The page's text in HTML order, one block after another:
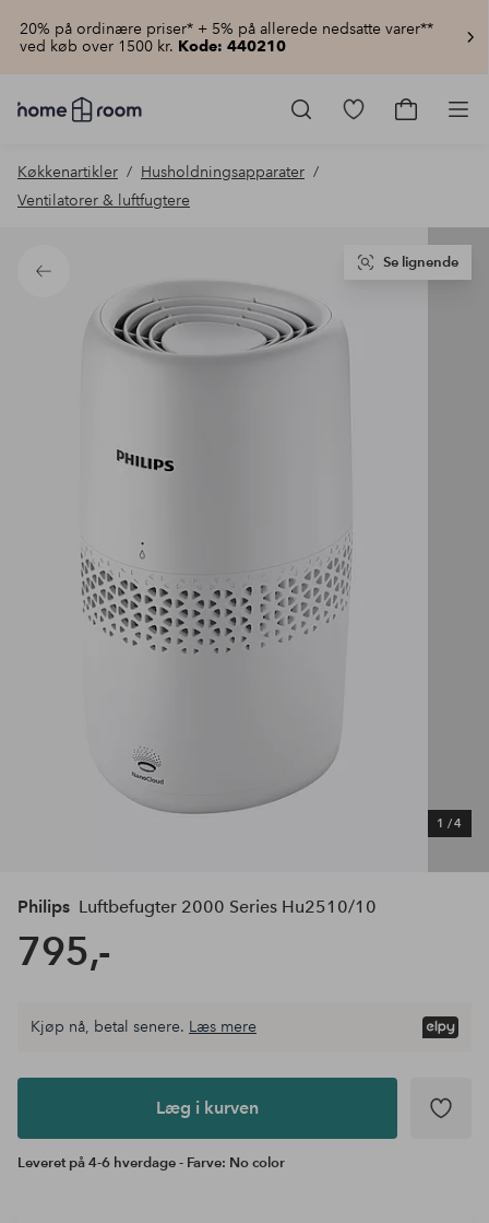
20% på ordinære priser* + 5% på allerede nedsatte varer**
ved køb over 1500 kr. Kode: 440210
Homeroom
–
hjemmet
til
Gå
Gå
Køkkenartikler
Husholdningsapparater
Ventilatorer & luftfugtere
Tilbage
1 /4
Se lignende
Philips Luftbefugter 2000 Series Hu2510/10
795,-
Læg i
Kjøp nå, betal senere. Læs mere
Læg i kurven
Leveret på 4-6 hverdage - Farve: No color